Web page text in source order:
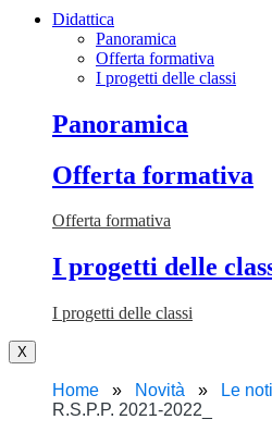
Didattica
Panoramica
Offerta formativa
I progetti delle classi
Panoramica
Offerta formativa
Offerta formativa
I progetti delle
I progetti delle classi
X
Home Novità Le
R.S.P.P. 2021-2022_